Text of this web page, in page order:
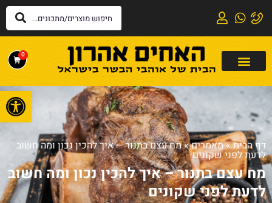
0
דף הבית»מאמרים»מח עצם בתנור – איך להכין נכון ומה חשוב
לדעת לפני שקונים
מח עצם בתנור – איך להכין נכון ומה חשוב
לדעת לפני שקונים